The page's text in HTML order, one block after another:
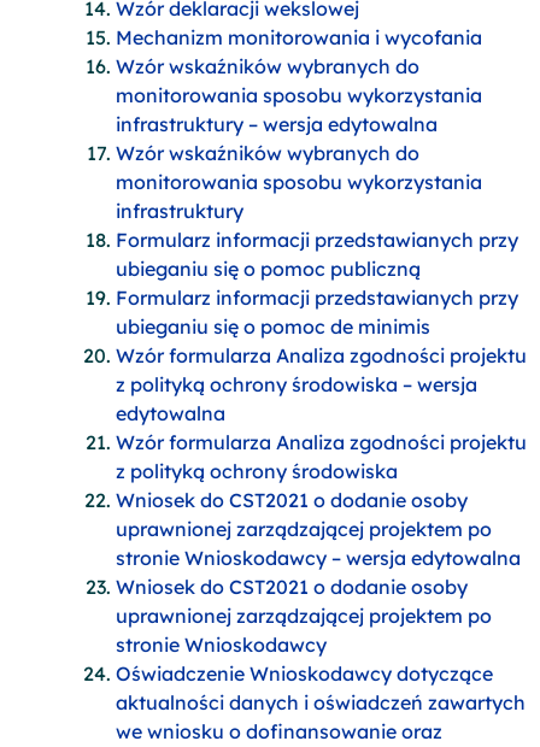
Wzór deklaracji wekslowej
Mechanizm monitorowania i wycofania
Wzór wskaźników wybranych do
monitorowania sposobu wykorzystania
infrastruktury – wersja edytowalna
Wzór wskaźników wybranych do
monitorowania sposobu wykorzystania
infrastruktury
Formularz informacji przedstawianych przy
ubieganiu się o pomoc publiczną
Formularz informacji przedstawianych przy
ubieganiu się o pomoc de minimis
Wzór formularza Analiza zgodności projektu
z polityką ochrony środowiska – wersja
edytowalna
Wzór formularza Analiza zgodności projektu
z polityką ochrony środowiska
Wniosek do CST2021 o dodanie osoby
uprawnionej zarządzającej projektem po
stronie Wnioskodawcy – wersja edytowalna
Wniosek do CST2021 o dodanie osoby
uprawnionej zarządzającej projektem po
stronie Wnioskodawcy
Oświadczenie Wnioskodawcy dotyczące
aktualności danych i oświadczeń zawartych
we wniosku o dofinansowanie oraz